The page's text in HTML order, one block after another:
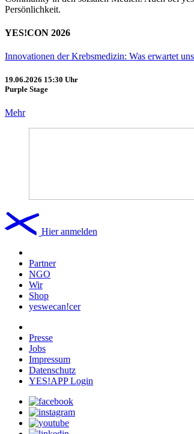
Persönlichkeit.
YES!CON 2026
Innovationen der Krebsmedizin: Was erwartet
19.06.2026 15:30 Uhr
Purple Stage
Mehr
Hier anmelden
Partner
NGO
Wir
Shop
yeswecan!cer
Presse
Jobs
Impressum
Datenschutz
YES!APP Login